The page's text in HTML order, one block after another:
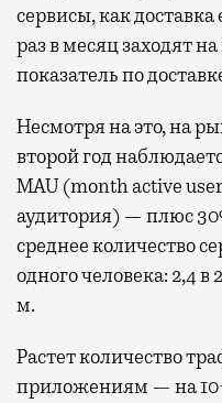
сервисы, как
раз в месяц заходят
показатель по
Несмотря на это, на
второй год
MAU (month active
аудитория) — плюс
среднее количество
одного человека: 2,4 в
м.
Растет количество
приложениям — на